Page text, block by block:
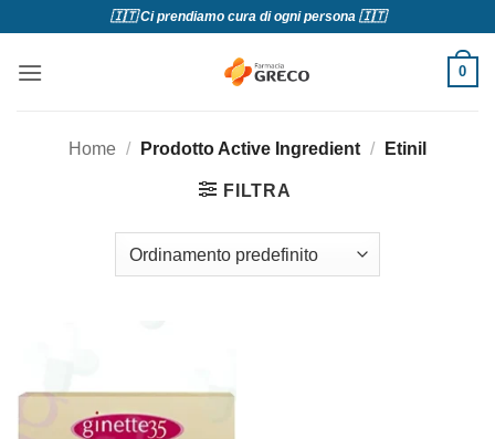
contenuti
🇮🇹 Ci prendiamo cura di ogni persona 🇮🇹
0
Home / Prodotto Active Ingredient / Etinil
FILTRA